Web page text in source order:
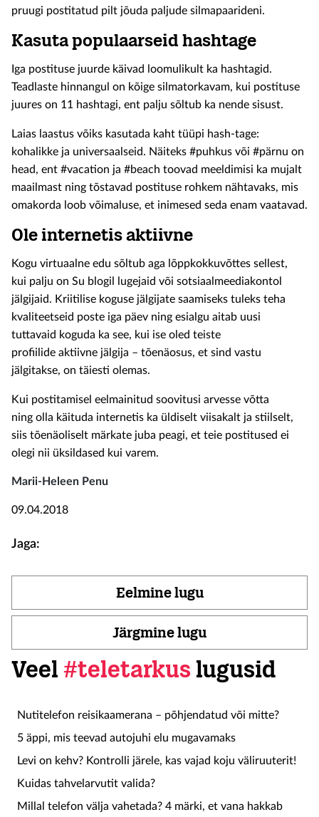
pruugi postitatud pilt jõuda paljude silmapaarideni.
Kasuta populaarseid hashtage
Iga postituse juurde käivad loomulikult ka hashtagid.
Teadlaste hinnangul on kõige silmatorkavam, kui postituse
juures on 11 hashtagi, ent palju sõltub ka nende sisust.
Laias laastus võiks kasutada kaht tüüpi hash-tage:
kohalikke ja universaalseid. Näiteks #puhkus või #pärnu on
head, ent #vacation ja #beach toovad meeldimisi ka mujalt
maailmast ning tõstavad postituse rohkem nähtavaks, mis
omakorda loob võimaluse, et inimesed seda enam vaatavad.
Ole internetis aktiivne
Kogu virtuaalne edu sõltub aga lõppkokkuvõttes sellest,
kui palju on Su blogil lugejaid või sotsiaalmeediakontol
jälgijaid. Kriitilise koguse jälgijate saamiseks tuleks teha
kvaliteetseid poste iga päev ning esialgu aitab uusi
tuttavaid koguda ka see, kui ise oled teiste
profiilide aktiivne jälgija – tõenäosus, et sind vastu
jälgitakse, on täiesti olemas.
Kui postitamisel eelmainitud soovitusi arvesse võtta
ning olla käituda internetis ka üldiselt viisakalt ja stiilselt,
siis tõenäoliselt märkate juba peagi, et teie postitused ei
olegi nii üksildased kui varem.
Marii-Heleen Penu
09.04.2018
Jaga:
Eelmine lugu
Järgmine lugu
Veel #teletarkus lugusid
Nutitelefon reisikaamerana – põhjendatud või mitte?
5 äppi, mis teevad autojuhi elu mugavamaks
Levi on kehv? Kontrolli järele, kas vajad koju väliruuterit!
Kuidas tahvelarvutit valida?
Millal telefon välja vahetada? 4 märki, et vana hakkab